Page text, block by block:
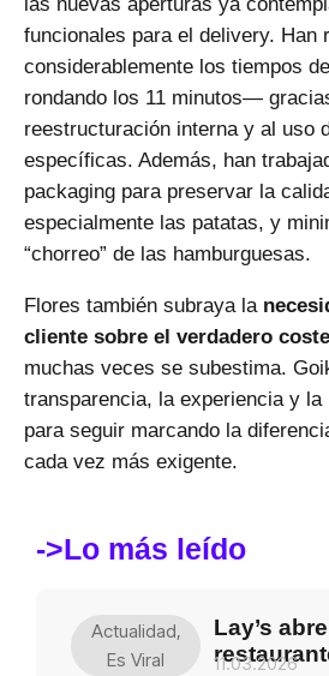
funcionales para el delivery. Han
considerablemente los tiempos
rondando los 11 minutos—
reestructuración interna y al uso
específicas. Además, han
packaging para preservar la
especialmente las patatas, y
“chorreo” de las hamburguesas.
Flores también subraya la
cliente sobre el verdadero
muchas veces se subestima.
transparencia, la experiencia y la
para seguir marcando la
cada vez más exigente.
->Lo más leído
Lay’s
11.03.2026
Actualidad,
Es Viral